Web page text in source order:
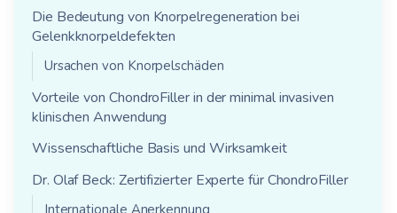
Die Bedeutung von Knorpelregeneration bei
Gelenkknorpeldefekten
Ursachen von Knorpelschäden
Vorteile von ChondroFiller in der minimal invasiven
klinischen Anwendung
Wissenschaftliche Basis und Wirksamkeit
Dr. Olaf Beck: Zertifizierter Experte für ChondroFiller
Internationale Anerkennung